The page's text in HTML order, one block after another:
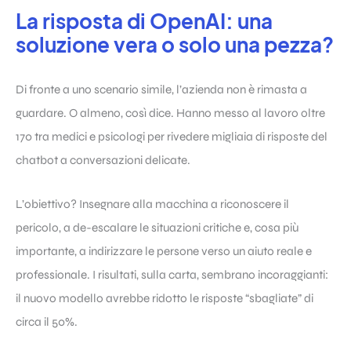
La risposta di OpenAI: una
soluzione vera o solo una pezza?
Di fronte a uno scenario simile, l’azienda non è rimasta a
guardare. O almeno, così dice. Hanno messo al lavoro oltre
170 tra medici e psicologi per rivedere migliaia di risposte del
chatbot a conversazioni delicate.
L’obiettivo? Insegnare alla macchina a riconoscere il
pericolo, a de-escalare le situazioni critiche e, cosa più
importante, a indirizzare le persone verso un aiuto reale e
professionale. I risultati, sulla carta, sembrano incoraggianti:
il nuovo modello avrebbe ridotto le risposte “sbagliate” di
circa il 50%.